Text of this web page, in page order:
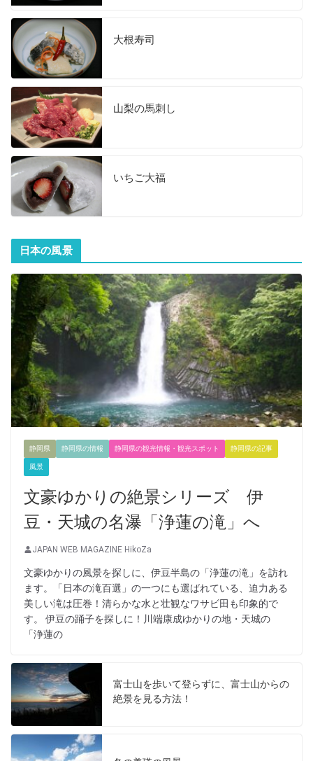
大根寿司
山梨の馬刺し
いちご大福
日本の風景
静岡県 静岡県の情報 静岡県の観光情報・観光スポット 静岡県の記事
風景
文豪ゆかりの絶景シリーズ 伊
豆・天城の名瀑「浄蓮の滝」へ
JAPAN WEB MAGAZINE HikoZa
文豪ゆかりの風景を探しに、伊豆半島の「浄蓮の滝」を訪れ
ます。「日本の滝百選」の一つにも選ばれている、迫力ある
美しい滝は圧巻！清らかな水と壮観なワサビ田も印象的で
す。 伊豆の踊子を探しに！川端康成ゆかりの地・天城の
「浄蓮の
富士山を歩いて登らずに、富士山からの
絶景を見る方法！